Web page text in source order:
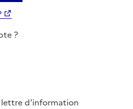
?
d'information